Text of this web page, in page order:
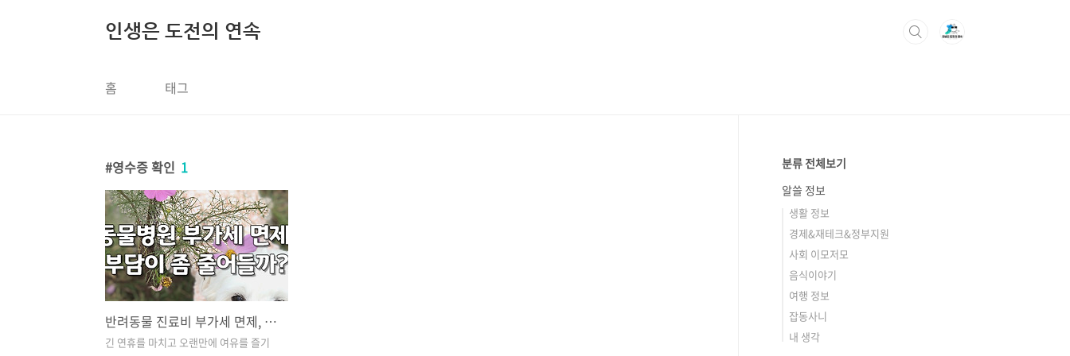
인생은 도전의 연속
홈 태그
영수증 확인 1
반려동물 진료비 부가세 면제, 부담이 좀 줄어들까? (영수증 확인 필수)
긴 연휴를 마치고 오랜만에 여유를 즐기
분류 전체보기
알쓸 정보
생활 정보
경제&재테크&정부지원
사회 이모저모
음식이야기
여행 정보
잡동사니
내 생각